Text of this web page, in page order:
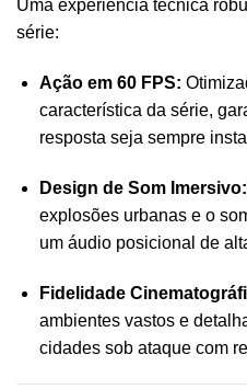
Uma experiência técnica
série:
Ação em 60 FPS:
característica da série,
resposta seja sempre
Design de Som Imersivo:
explosões urbanas e o
um áudio posicional de
Fidelidade
ambientes vastos e
cidades sob ataque com